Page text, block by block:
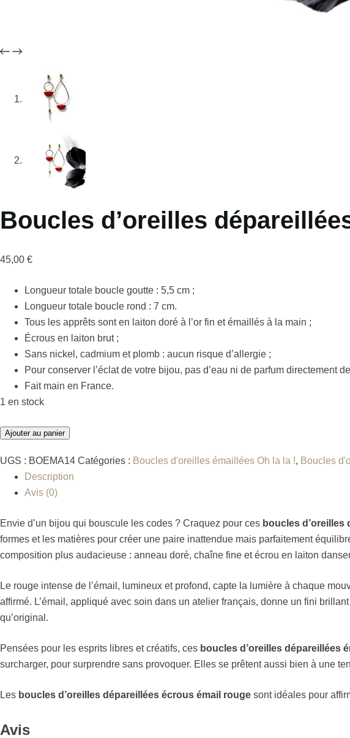
Boucles d’oreilles
45,00 €
Longueur totale boucle goutte : 5,5 cm ;
Longueur totale boucle rond : 7 cm.
Tous les apprêts sont en laiton doré à l’or fin et émaillés à la main ;
Écrous en laiton brut ;
Sans nickel, cadmium et plomb : aucun risque d’allergie ;
Pour conserver l’éclat de votre bijou, pas d’eau ni de parfum directement
Fait main en France.
1 en stock
Ajouter au panier
UGS : BOEMA14 Catégories : Boucles d'oreilles émaillées Oh la la !, Boucles
Description
Avis (0)
Envie d’un bijou qui bouscule les codes ? Craquez pour ces boucles d’oreilles
formes et les matières pour créer une paire inattendue mais parfaitement
composition plus audacieuse : anneau doré, chaîne fine et écrou en laiton
Le rouge intense de l’émail, lumineux et profond, capte la lumière à chaque
affirmé. L’émail, appliqué avec soin dans un atelier français, donne un fini
qu’original.
Pensées pour les esprits libres et créatifs, ces boucles d’oreilles dépareillées
surcharger, pour surprendre sans provoquer. Elles se prêtent aussi bien à une
Les boucles d’oreilles dépareillées écrous émail rouge sont idéales pour
Avis